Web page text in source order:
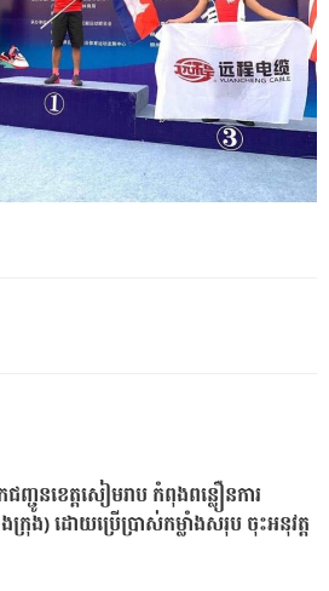
ញ្ជូនខេត្ដសៀមរាប កំពុងពន្លឿនការ
ក្រុង) ដោយប្រើប្រាស់កម្លាំងសរុប ចុះអនុវត្ដ